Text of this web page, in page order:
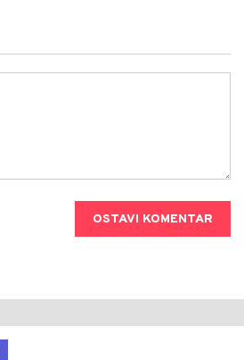
OSTAVI KOMENTAR